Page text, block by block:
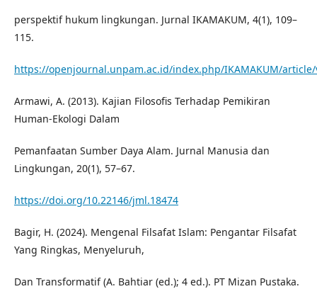
perspektif hukum lingkungan. Jurnal IKAMAKUM, 4(1), 109–
115.
https://openjournal.unpam.ac.id/index.php/IKAMAKUM/article/
Armawi, A. (2013). Kajian Filosofis Terhadap Pemikiran
Human-Ekologi Dalam
Pemanfaatan Sumber Daya Alam. Jurnal Manusia dan
Lingkungan, 20(1), 57–67.
https://doi.org/10.22146/jml.18474
Bagir, H. (2024). Mengenal Filsafat Islam: Pengantar Filsafat
Yang Ringkas, Menyeluruh,
Dan Transformatif (A. Bahtiar (ed.); 4 ed.). PT Mizan Pustaka.